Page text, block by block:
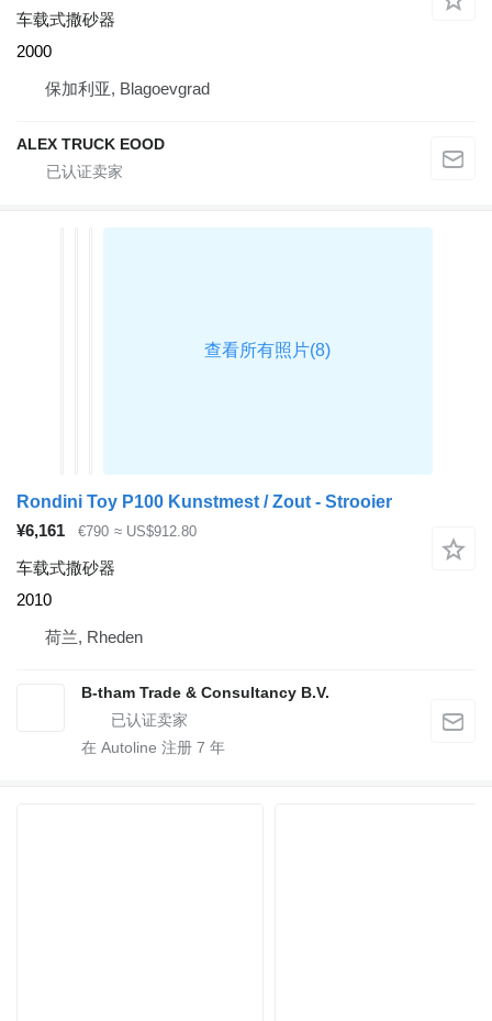
车载式撒砂器
2000
保加利亚, Blagoevgrad
ALEX TRUCK EOOD
Rondini Toy P100 Kunstmest / Zout - Strooier
¥6,161
€790 ≈ US$912.80
车载式撒砂器
2010
荷兰, Rheden
B-tham Trade & Consultancy B.V.
在 Autoline 注册 7 年